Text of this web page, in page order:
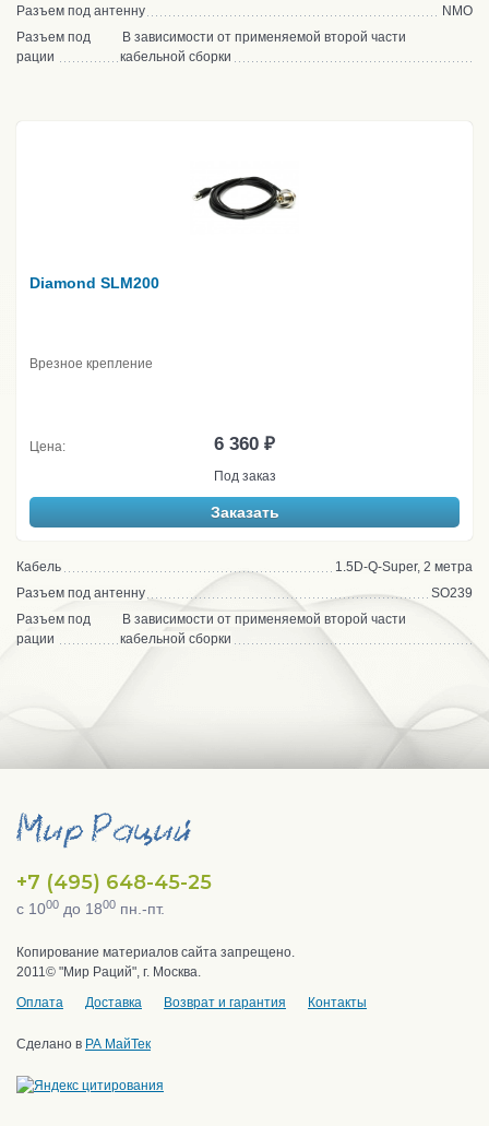
Разъем под антенну
NMO
Разъем под
рации
В зависимости от применяемой второй части
кабельной сборки
Diamond SLM200
Врезное крепление
Цена: 6 360 ₽
Под заказ
Заказать
Кабель
1.5D-Q-Super, 2 метра
Разъем под антенну
SO239
Разъем под
рации
В зависимости от применяемой второй части
кабельной сборки
+7 (495) 648-45-25
с 1000 до 1800 пн.-пт.
Копирование материалов сайта запрещено.
2011© "Мир Раций", г. Москва.
Оплата
Доставка Возврат и гарантия Контакты
Сделано в РА МайТек